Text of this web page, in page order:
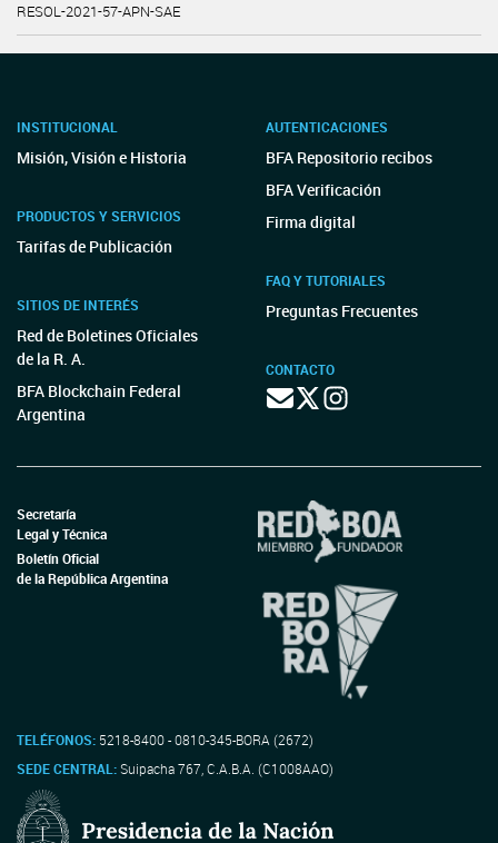
RESOL-2021-57-APN-SAE
INSTITUCIONAL
Misión, Visión e Historia
PRODUCTOS Y SERVICIOS
Tarifas de Publicación
SITIOS DE INTERÉS
Red de Boletines Oficiales
de la R. A.
BFA Blockchain Federal
Argentina
AUTENTICACIONES
BFA Repositorio recibos
BFA Verificación
Firma digital
FAQ Y TUTORIALES
Preguntas Frecuentes
CONTACTO
Secretaría
Legal y Técnica
Boletín Oficial
de la República Argentina
TELÉFONOS: 5218-8400 - 0810-345-BORA (2672)
SEDE CENTRAL:Suipacha 767, C.A.B.A. (C1008AAO)